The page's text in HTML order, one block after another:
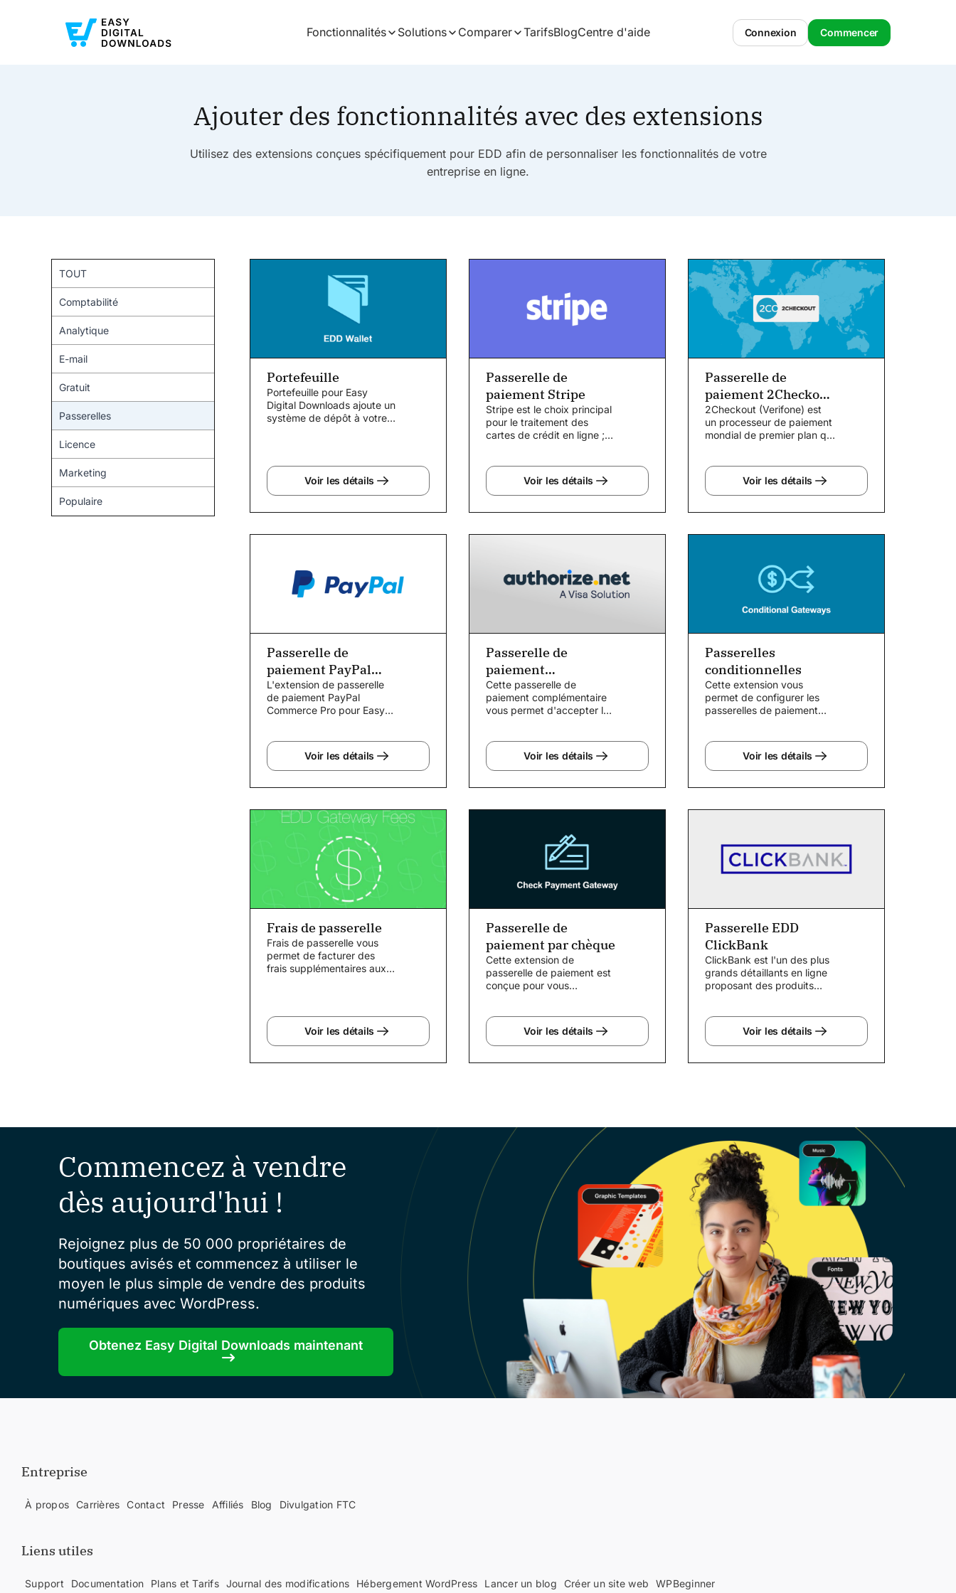
Fonctionnalités Solutions Comparer TarifsBlogCentre d'aide Connexion Commencer
Ajouter des fonctionnalités avec des extensions
Utilisez des extensions conçues spécifiquement pour EDD afin de personnaliser les fonctionnalités de votre
entreprise en ligne.
TOUT
Comptabilité
Analytique
E-mail
Gratuit
Passerelles
Licence
Marketing
Populaire
Portefeuille
Portefeuille pour Easy
Digital Downloads ajoute un
système de dépôt à votre
Voir les détails
Passerelle de
paiement Stripe
Stripe est le choix principal
pour le traitement des
cartes de crédit en ligne ;
Voir les détails
Passerelle de
paiement 2Checkout
(Verifone)
2Checkout (Verifone) est
un processeur de paiement
mondial de premier plan qui
Voir les détails
Passerelle de
paiement PayPal
Commerce Pro
L'extension de passerelle
de paiement PayPal
Commerce Pro pour Easy
Voir les détails
Passerelle de
paiement
Authorize.net
Cette passerelle de
paiement complémentaire
vous permet d'accepter les
Digital...
Voir les détails
Passerelles
conditionnelles
Cette extension vous
permet de configurer les
passerelles de paiement
Voir les détails
Frais de passerelle
Frais de passerelle vous
permet de facturer des
frais supplémentaires aux
Voir les détails
Passerelle de
paiement par chèque
Cette extension de
passerelle de paiement est
conçue pour vous
manuscrits...
Voir les détails
Passerelle EDD
ClickBank
ClickBank est l'un des plus
grands détaillants en ligne
proposant des produits
Voir les détails
Commencez à vendre
dès aujourd'hui !
Rejoignez plus de 50 000 propriétaires de
boutiques avisés et commencez à utiliser le
moyen le plus simple de vendre des produits
numériques avec WordPress.
Obtenez Easy Digital Downloads maintenant
Entreprise
À propos Carrières Contact Presse Affiliés Blog Divulgation FTC
Liens utiles
Support Documentation Plans et Tarifs Journal des modifications Hébergement WordPress Lancer un blog Créer un site web WPBeginner